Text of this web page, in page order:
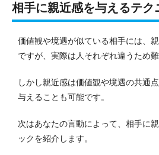
相手に親近感を与えるテク
価値観や境遇が似ている相手には、
ですが、実際は人それぞれ違うため
しかし親近感は価値観や境遇の共通
与えることも可能です。
次はあなたの言動によって、相手に
ックを紹介します。